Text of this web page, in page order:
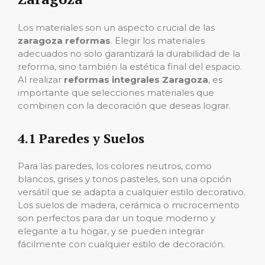
Los materiales son un aspecto crucial de las
zaragoza reformas. Elegir los materiales
adecuados no solo garantizará la durabilidad de la
reforma, sino también la estética final del espacio.
Al realizar reformas integrales Zaragoza, es
importante que selecciones materiales que
combinen con la decoración que deseas lograr.
4.1 Paredes y Suelos
Para las paredes, los colores neutros, como
blancos, grises y tonos pasteles, son una opción
versátil que se adapta a cualquier estilo decorativo.
Los suelos de madera, cerámica o microcemento
son perfectos para dar un toque moderno y
elegante a tu hogar, y se pueden integrar
fácilmente con cualquier estilo de decoración.